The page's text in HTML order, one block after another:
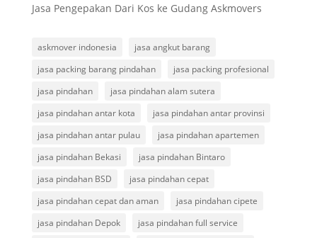
Jasa Pengepakan Dari Kos ke Gudang Askmovers
askmover indonesia
jasa angkut barang
jasa packing barang pindahan
jasa packing profesional
jasa pindahan
jasa pindahan alam sutera
jasa pindahan antar kota
jasa pindahan antar provinsi
jasa pindahan antar pulau
jasa pindahan apartemen
jasa pindahan Bekasi
jasa pindahan Bintaro
jasa pindahan BSD
jasa pindahan cepat
jasa pindahan cepat dan aman
jasa pindahan cipete
jasa pindahan Depok
jasa pindahan full service